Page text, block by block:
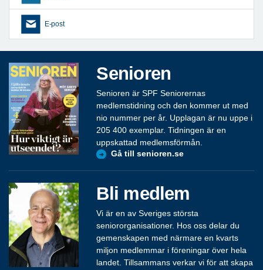
E-post
Senioren
Senioren är SPF Seniorernas
medlemstidning och den kommer ut med
nio nummer per år. Upplagan är nu uppe i
205 400 exemplar. Tidningen är en
uppskattad medlemsförmån.
Gå till senioren.se
Bli medlem
Vi är en av Sveriges största
seniororganisationer. Hos oss delar du
gemenskapen med närmare en kvarts
miljon medlemmar i föreningar över hela
landet. Tillsammans verkar vi för att skapa